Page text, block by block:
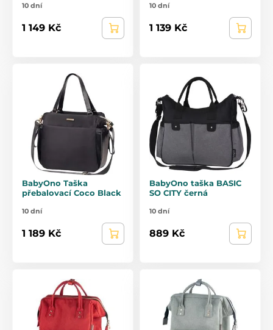
10 dní
1 149 Kč
10 dní
1 139 Kč
BabyOno Taška
přebalovací Coco Black
10 dní
1 189 Kč
BabyOno taška BASIC
SO CITY černá
10 dní
889 Kč